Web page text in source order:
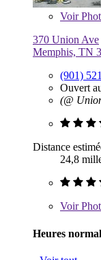
Voir
370 Union Ave
Memphis, TN
(901)
Ouvert
(@
Distance
24,8
Voir
Heures